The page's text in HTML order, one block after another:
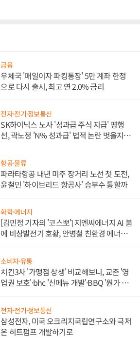
금융
우체국 '매일이자 파킹통장' 5만 계좌 한정
으로 다시 출시, 최고 연 2.0% 금리
전자·전기·정보통신
SK하이닉스 노사 '성과급 주식 지급' 평행
선, 곽노정 'N% 성과급' 법적 논란 벗을지 주
항공·물류
파라타항공 내년 미주 장거리 노선 첫 도전,
윤철민 '하이브리드 항공사' 승부수 통할까
화학·에너지
[김민정 기자의 '코스뽀'] 지엔씨에너지 AI 붐
에 비상발전기 호황, 안병철 친환경 에너지
소비자·유통
치킨3사 '가맹점 상생' 비교해보니, 교촌 '영
업권 보호'·bhc '신메뉴 개발'·BBQ '원가 부
전자·전기·정보통신
삼성전자, 미국 오크리지국립연구소와 극저
온 히트펌프 개발하기로